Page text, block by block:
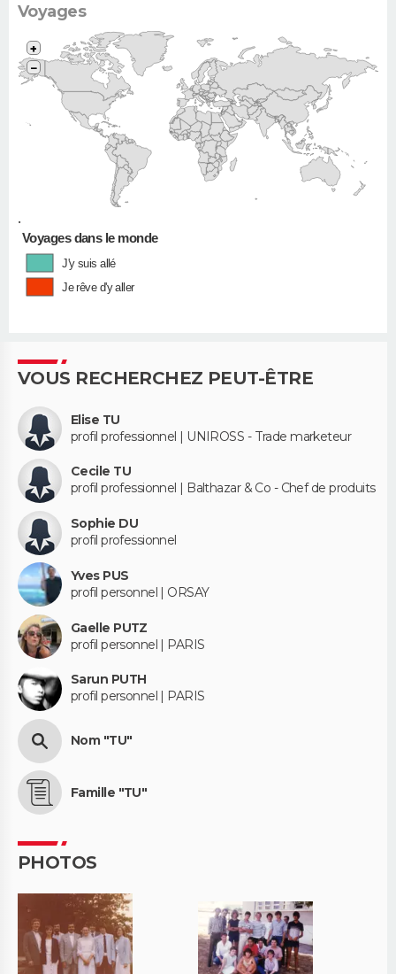
Voyages
•
+
−
Voyages dans le monde
J'y suis allé
Je rêve d'y aller
VOUS RECHERCHEZ PEUT-ÊTRE
Elise TU
profil professionnel | UNIROSS - Trade marketeur
Cecile TU
profil professionnel | Balthazar & Co - Chef de produits
Sophie DU
profil professionnel
Yves PUS
profil personnel | ORSAY
Gaelle PUTZ
profil personnel | PARIS
Sarun PUTH
profil personnel | PARIS
Nom "TU"
Famille "TU"
PHOTOS